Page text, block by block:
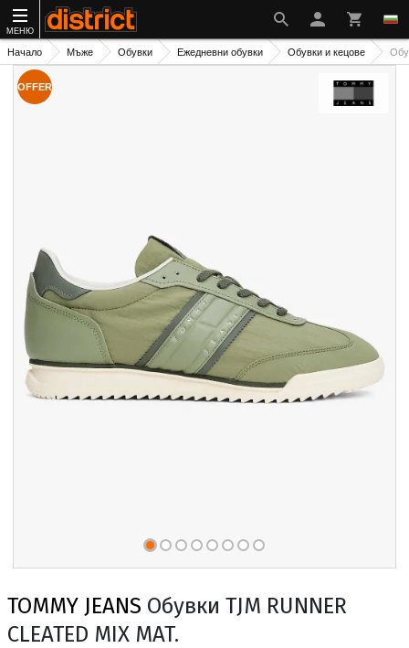
МЕНЮ
Начало Мъже Обувки Ежедневни обувки Обувки и кецове
OFFER
TOMMY JEANS Обувки TJM RUNNER
CLEATED MIX MAT.